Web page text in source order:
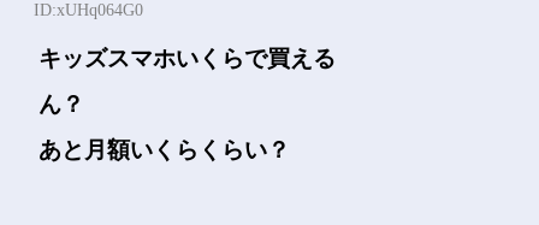
ID:xUHq064G0
キッズスマホいくらで買える
ん？
あと月額いくらくらい？